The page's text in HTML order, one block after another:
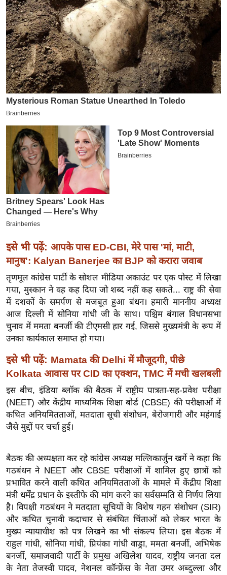
I
P
L
2
0
2
6
क्रा
इ
ई
-
पे
प
र
मि
सा
ल
बे
मि
सा
ल
श
ख्सि
त
यं
ग
इं
डि
या
हि
त्य
ज
ग
त
ऑ
टो
व
र्ल्ड
इसे भी पढ़ें: आपके पास ED-CBI, मेरे पास 'मां, माटी,
मानुष': Kalyan Banerjee का BJP को करारा जवाब
तृणमूल कांग्रेस पार्टी के सोशल मीडिया अकाउंट पर एक पोस्ट में लिखा
गया, मुस्कान ने वह कह दिया जो शब्द नहीं कह सकते... राष्ट्र की सेवा
में दशकों के समर्पण से मजबूत हुआ बंधन। हमारी माननीय अध्यक्ष
आज दिल्ली में सोनिया गांधी जी के साथ। पश्चिम बंगाल विधानसभा
चुनाव में ममता बनर्जी की टीएमसी हार गई, जिससे मुख्यमंत्री के रूप में
उनका कार्यकाल समाप्त हो गया।
इसे भी पढ़ें: Mamata की Delhi में मौजूदगी, पीछे
Kolkata आवास पर CID का एक्शन, TMC में मची खलबली
इस बीच, इंडिया ब्लॉक की बैठक में राष्ट्रीय पात्रता-सह-प्रवेश परीक्षा
(NEET) और केंद्रीय माध्यमिक शिक्षा बोर्ड (CBSE) की परीक्षाओं में
कथित अनियमितताओं, मतदाता सूची संशोधन, बेरोजगारी और महंगाई
जैसे मुद्दों पर चर्चा हुई।
बैठक की अध्यक्षता कर रहे कांग्रेस अध्यक्ष मल्लिकार्जुन खर्गे ने कहा कि
गठबंधन ने NEET और CBSE परीक्षाओं में शामिल हुए छात्रों को
प्रभावित करने वाली कथित अनियमितताओं के मामले में केंद्रीय शिक्षा
मंत्री धर्मेंद्र प्रधान के इस्तीफे की मांग करने का सर्वसम्मति से निर्णय लिया
है। विपक्षी गठबंधन ने मतदाता सूचियों के विशेष गहन संशोधन (SIR)
और कथित चुनावी कदाचार से संबंधित चिंताओं को लेकर भारत के
मुख्य न्यायाधीश को पत्र लिखने का भी संकल्प लिया। इस बैठक में
राहुल गांधी, सोनिया गांधी, प्रियंका गांधी वाड्रा, ममता बनर्जी, अभिषेक
बनर्जी, समाजवादी पार्टी के प्रमुख अखिलेश यादव, राष्ट्रीय जनता दल
के नेता तेजस्वी यादव, नेशनल कॉन्फ्रेंस के नेता उमर अब्दुल्ला और